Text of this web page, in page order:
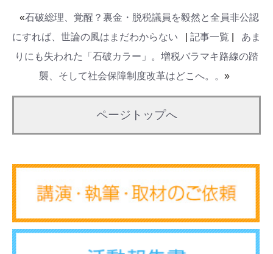
«石破総理、覚醒？裏金・脱税議員を毅然と全員非公認
にすれば、世論の風はまだわからない
記事一覧
あま
りにも失われた「石破カラー」。増税バラマキ路線の踏
襲、そして社会保障制度改革はどこへ。。 »
ページトップへ